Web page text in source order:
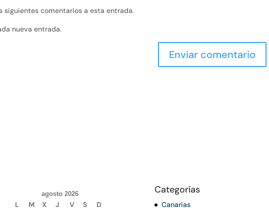
siguientes comentarios a esta entrada.
nueva entrada.
agosto 2026
L M X J V S
D
Categorías
Canarias